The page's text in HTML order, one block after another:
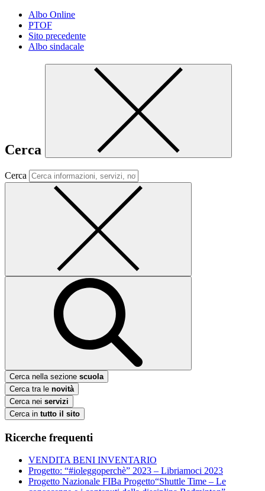
Albo Online
PTOF
Sito precedente
Albo sindacale
Cerca
Cerca
Cerca nella sezione scuola
Cerca tra le novità
Cerca nei servizi
Cerca in tutto il sito
Ricerche frequenti
VENDITA BENI INVENTARIO
Progetto: “#ioleggoperchè” 2023 – Libriamoci 2023
Progetto Nazionale FIBa Progetto“Shuttle Time – Le